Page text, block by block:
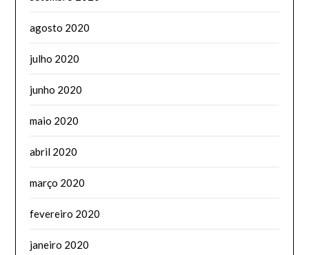
agosto 2020
julho 2020
junho 2020
maio 2020
abril 2020
março 2020
fevereiro 2020
janeiro 2020